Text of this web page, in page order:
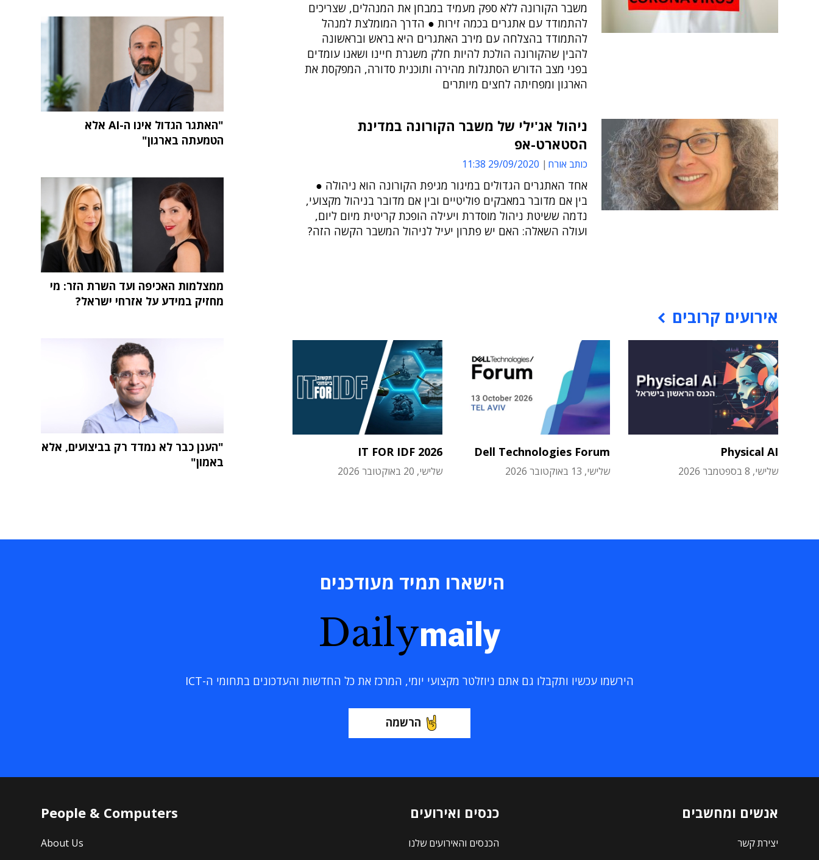
משבר הקורונה ללא ספק מעמיד במבחן את המנהלים, שצריכים
להתמודד עם אתגרים בכמה זירות ● הדרך המומלצת למנהל
להתמודד בהצלחה עם מירב האתגרים היא בראש ובראשונה
להבין שהקורונה הולכת להיות חלק משגרת חיינו ושאנו עומדים
בפני מצב הדורש הסתגלות מהירה ותוכנית סדורה, המפקסת את
הארגון ומפחיתה לחצים מיותרים
ניהול אג'ילי של משבר הקורונה במדינת
הסטארט-אפ
כותב אורח 29/09/2020 11:38
אחד האתגרים הגדולים במיגור מגיפת הקורונה הוא ניהולה ●
בין אם מדובר במאבקים פוליטיים ובין אם מדובר בניהול מקצועי,
נדמה ששיטת ניהול מוסדרת ויעילה הופכת קריטית מיום ליום,
ועולה השאלה: האם יש פתרון יעיל לניהול המשבר הקשה הזה?
אירועים קרובים
Physical AI
שלישי, 8 בספטמבר 2026
Dell Technologies Forum
שלישי, 13 באוקטובר 2026
IT FOR IDF 2026
שלישי, 20 באוקטובר 2026
"האתגר הגדול אינו ה-AI אלא
הטמעתה בארגון"
ממצלמות האכיפה ועד השרת הזר: מי
מחזיק במידע על אזרחי ישראל?
"הענן כבר לא נמדד רק בביצועים, אלא
באמון"
הישארו תמיד מעודכנים
Dailymaily
הירשמו עכשיו ותקבלו גם אתם ניוזלטר מקצועי יומי, המרכז את כל החדשות והעדכונים בתחומי ה-ICT
הרשמה
אנשים ומחשבים
יצירת קשר
כנסים ואירועים
הכנסים והאירועים שלנו
People & Computers
About Us